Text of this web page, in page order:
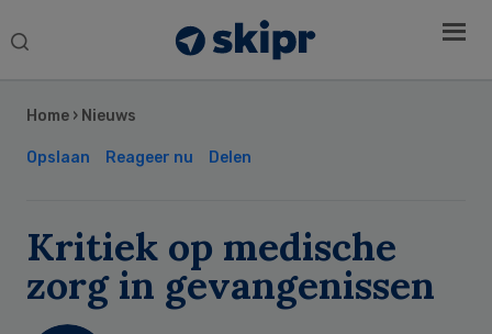
Search
Home › Nieuws
Opslaan Reageer nu Delen
Kritiek op medische
zorg in gevangenissen
Sidebar